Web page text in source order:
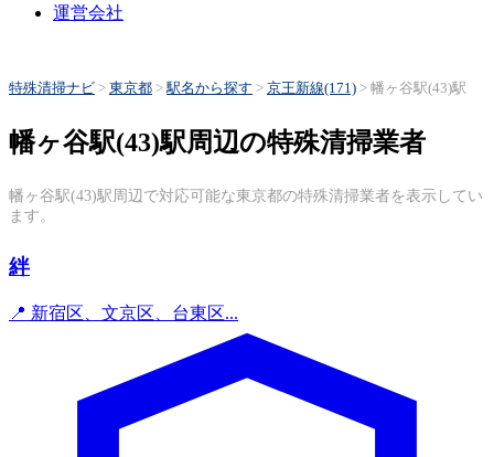
運営会社
特殊清掃ナビ > 東京都 >駅名から探す > 京王新線(171) > 幡ヶ谷駅(43)駅
幡ヶ谷駅(43)駅周辺の特殊清掃業者
幡ヶ谷駅(43)駅周辺で対応可能な東京都の特殊清掃業者を表示してい
ます。
絆
📍 新宿区、文京区、台東区...